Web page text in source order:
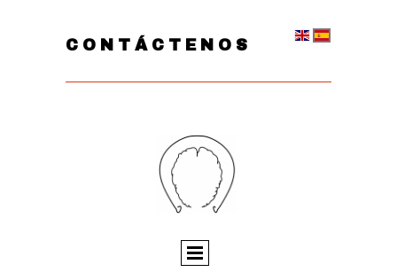
CONTÁCTENOS